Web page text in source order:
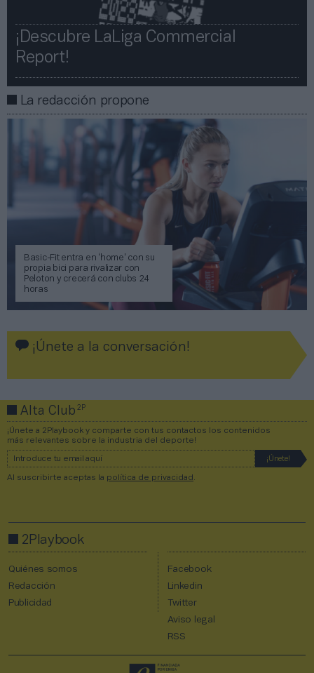
¡Descubre LaLiga Commercial
Report!​​
La redacción propone
Basic-Fit entra en ‘home’ con su
propia bici para rivalizar con
Peloton y crecerá con clubs 24
horas
¡Únete a la conversación!
Alta Club2P
¡Únete a 2Playbook y comparte con tus contactos los contenidos
más relevantes sobre la industria del deporte!
Al suscribirte aceptas la política de privacidad
2Playbook
Quiénes somos
Redacción
Publicidad
Facebook
Linkedin
Twitter
Aviso legal
RSS